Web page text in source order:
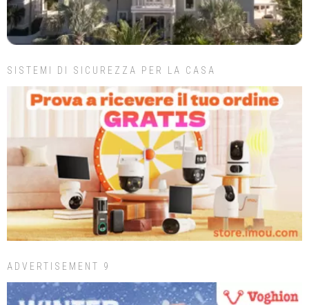
SISTEMI DI SICUREZZA PER LA CASA
ADVERTISEMENT 9